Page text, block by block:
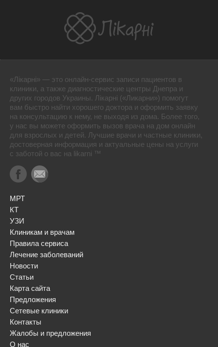
«Лікарні» — это онлайн-сервис записи пациентов в
клиники, а также диагностические центры Днепра и
других городов Украины. Лікарні («Ликарни») помогут
вам быстро найти хорошего доктора и оформить заявку
на консультацию к нему, не выходя из дома. Более того,
у нас вы можете оформить вызов врача на дом онлайн
для взрослых и детей. Лучшие врачи и частные клиники,
достоверная информация и актуальные цены на услуги
с заботой о вас на likarni ™
МРТ
КТ
УЗИ
Клиникам и врачам
Правила сервиса
Лечение заболеваний
Новости
Статьи
Карта сайта
Предложения
Сетевые клиники
Контакты
Жалобы и предложения
О нас